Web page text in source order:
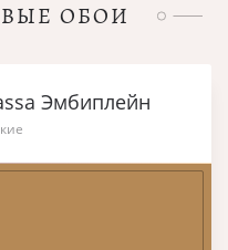
ОБОИ
Эмбиплейн